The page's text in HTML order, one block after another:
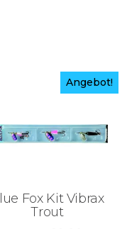
Angebot!
Fox Kit Vibrax
Trout